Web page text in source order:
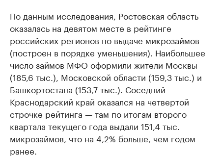
По данным исследования, Ростовская область
оказалась на девятом месте в рейтинге
российских регионов по выдаче микрозаймов
(построен в порядке уменьшения). Наибольшее
число займов МФО оформили жители Москвы
(185,6 тыс.), Московской области (159,3 тыс.) и
Башкортостана (153,7 тыс.). Соседний
Краснодарский край оказался на четвертой
строчке рейтинга — там по итогам второго
квартала текущего года выдали 151,4 тыс.
микрозаймов, что на 4,2% больше, чем годом
ранее.